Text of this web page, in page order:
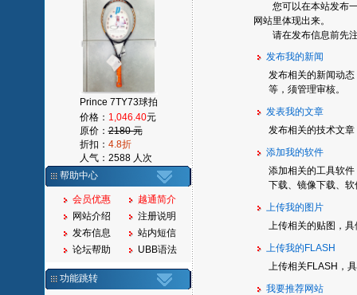
Prince 7TY73球拍
价格： 1,046.40元
原价：2180 元
折扣： 4.8折
人气：2588 人次
帮助中心
会员优惠
越通简介
网站介绍
注册说明
发布信息
站内短信
论坛帮助
UBB语法
功能跳转
您可以在本站发布一
网站里体现出来。
请在发布信息前先
发布我的新闻
发布相关的新闻动
等，须管理审核。
发表我的文章
发布相关的技术文
添加我的软件
添加相关的工具软
下载、镜像下载、
上传我的图片
上传相关的贴图，
上传我的FLASH
上传相关FLASH，
我要推荐网站